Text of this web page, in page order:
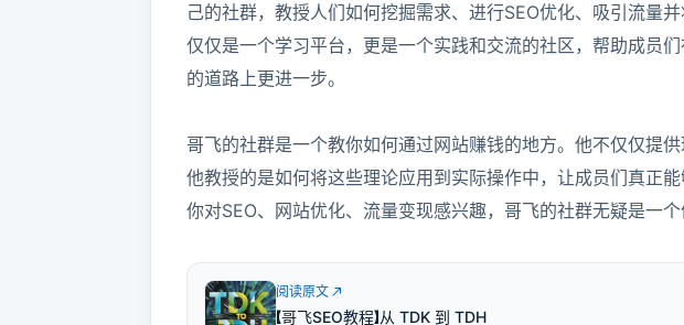
己的社群，教授人们如何挖掘需求、进行SEO优化、吸引流量
仅仅是一个学习平台，更是一个实践和交流的社区，帮助成员
的道路上更进一步。
哥飞的社群是一个教你如何通过网站赚钱的地方。他不仅仅提供
他教授的是如何将这些理论应用到实际操作中，让成员们真正
你对SEO、网站优化、流量变现感兴趣，哥飞的社群无疑是一个
阅读原文
【哥飞SEO教程】从 TDK 到 TDH